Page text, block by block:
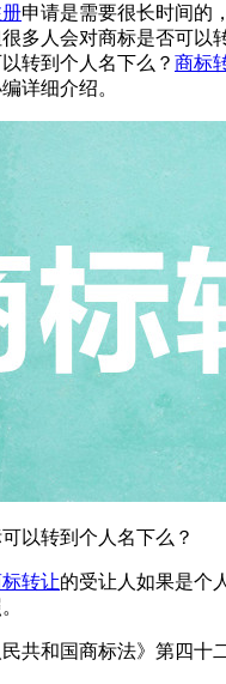
申请是需要很长时间的
多人会对商标是否可以
转到个人名下么？ 商标
详细介绍。
转到个人名下么？
转让的受让人如果是个
和国商标法》第四十